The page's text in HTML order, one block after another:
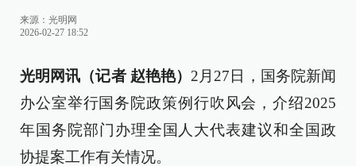
来源： 光明网
2026-02-27 18:52
光明网讯（记者 赵艳艳） 2月27日，国务院新闻
办公室举行国务院政策例行吹风会，介绍2025
年国务院部门办理全国人大代表建议和全国政
协提案工作有关情况。